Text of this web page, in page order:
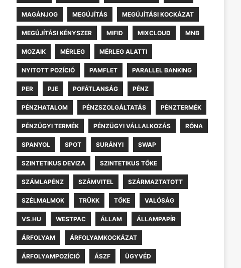
MAGÁNJOG MEGÚJÍTÁS MEGÚJÍTÁSI KOCKÁZAT
MEGÚJÍTÁSI KÉNYSZER MIFID MIXCLOUD MNB
MOZAIK MÉRLEG MÉRLEG ALATTI
NYITOTT POZÍCIÓ PAMFLET PARALLEL BANKING
PER PJE POFÁTLANSÁG PÉNZ
PÉNZHATALOM PÉNZSZOLGÁLTATÁS PÉNZTERMÉK
PÉNZÜGYI TERMÉK PÉNZÜGYI VÁLLALKOZÁS RÓNA
SPANYOL SPOT SURÁNYI SWAP
SZINTETIKUS DEVIZA SZINTETIKUS TŐKE
SZÁMLAPÉNZ SZÁMVITEL SZÁRMAZTATOTT
SZÉLMALMOK TRÜKK TŐKE VALÓSÁG
VS.HU WESTPAC ÁLLAM ÁLLAMPAPÍR
ÁRFOLYAM ÁRFOLYAMKOCKÁZAT
ÁRFOLYAMPOZÍCIÓ ÁSZF ÜGYVÉD